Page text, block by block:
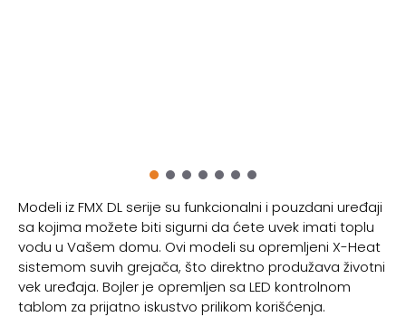
Modeli iz FMX DL serije su funkcionalni i pouzdani uređaji
sa kojima možete biti sigurni da ćete uvek imati toplu
vodu u Vašem domu. Ovi modeli su opremljeni X-Heat
sistemom suvih grejača, što direktno produžava životni
vek uređaja. Bojler je opremljen sa LED kontrolnom
tablom za prijatno iskustvo prilikom korišćenja.